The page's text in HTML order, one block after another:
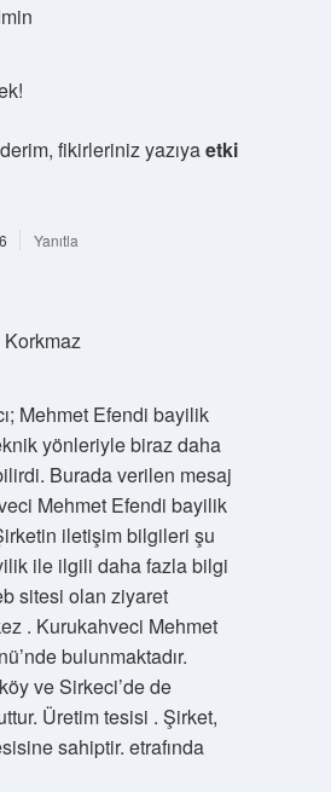
fikirleriniz yazıyaetki
Yanıtla
Mehmet Efendi bayilik
yönleriyle biraz daha
Burada verilen mesaj
Mehmet Efendi bayilik
iletişim bilgileri şu
ile ilgili daha fazla bilgi
sitesi olan ziyaret
. Kurukahveci Mehmet
bulunmaktadır.
ve Sirkeci’de de
Üretim tesisi . Şirket,
sahiptir. etrafında